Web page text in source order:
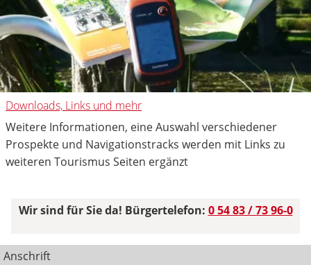
Downloads, Links und mehr
Weitere Informationen, eine Auswahl verschiedener
Prospekte und Navigationstracks werden mit Links zu
weiteren Tourismus Seiten ergänzt
Wir sind für Sie da! Bürgertelefon: 0 54 83 / 73 96-0
Anschrift